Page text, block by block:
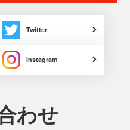
Twitter
Instagram
わせ